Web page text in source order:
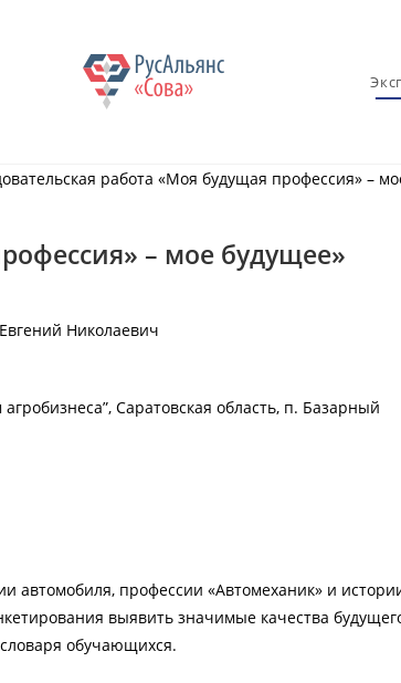
работа «Моя будущая профессия» –
– мое будущее»
Николаевич
Саратовская область, п. Базарный
автомобиля, профессии «Автомеханик» и
выявить значимые качества
обучающихся.